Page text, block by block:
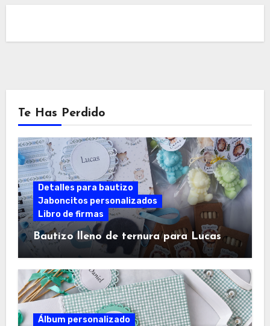
Te Has Perdido
Detalles para bautizo
Jaboncitos personalizados
Libro de firmas
Bautizo lleno de ternura para Lucas
Álbum personalizado